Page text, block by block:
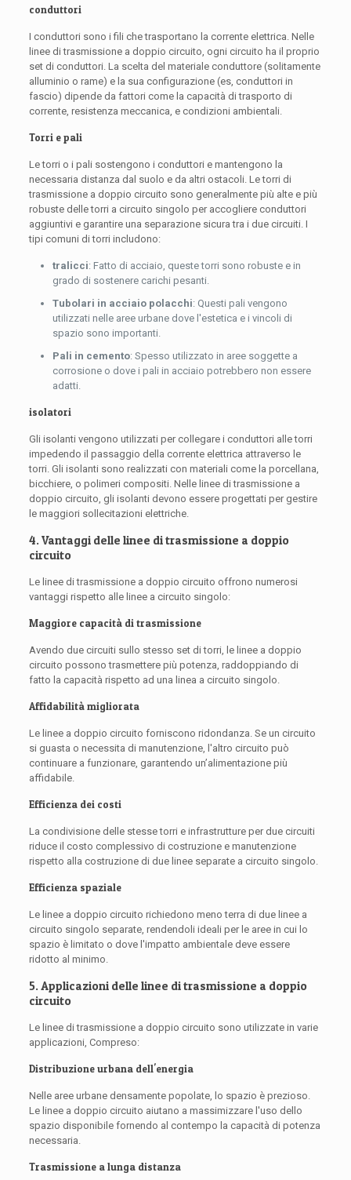
conduttori
I conduttori sono i fili che trasportano la corrente elettrica. Nelle
linee di trasmissione a doppio circuito, ogni circuito ha il proprio
set di conduttori. La scelta del materiale conduttore (solitamente
alluminio o rame) e la sua configurazione (es, conduttori in
fascio) dipende da fattori come la capacità di trasporto di
corrente, resistenza meccanica, e condizioni ambientali.
Torri e pali
Le torri o i pali sostengono i conduttori e mantengono la
necessaria distanza dal suolo e da altri ostacoli. Le torri di
trasmissione a doppio circuito sono generalmente più alte e più
robuste delle torri a circuito singolo per accogliere conduttori
aggiuntivi e garantire una separazione sicura tra i due circuiti. I
tipi comuni di torri includono:
tralicci: Fatto di acciaio, queste torri sono robuste e in
grado di sostenere carichi pesanti.
Tubolari in acciaio polacchi: Questi pali vengono
utilizzati nelle aree urbane dove l'estetica e i vincoli di
spazio sono importanti.
Pali in cemento: Spesso utilizzato in aree soggette a
corrosione o dove i pali in acciaio potrebbero non essere
adatti.
isolatori
Gli isolanti vengono utilizzati per collegare i conduttori alle torri
impedendo il passaggio della corrente elettrica attraverso le
torri. Gli isolanti sono realizzati con materiali come la porcellana,
bicchiere, o polimeri compositi. Nelle linee di trasmissione a
doppio circuito, gli isolanti devono essere progettati per gestire
le maggiori sollecitazioni elettriche.
4. Vantaggi delle linee di trasmissione a doppio
circuito
Le linee di trasmissione a doppio circuito offrono numerosi
vantaggi rispetto alle linee a circuito singolo:
Maggiore capacità di trasmissione
Avendo due circuiti sullo stesso set di torri, le linee a doppio
circuito possono trasmettere più potenza, raddoppiando di
fatto la capacità rispetto ad una linea a circuito singolo.
Affidabilità migliorata
Le linee a doppio circuito forniscono ridondanza. Se un circuito
si guasta o necessita di manutenzione, l'altro circuito può
continuare a funzionare, garantendo un’alimentazione più
affidabile.
Efficienza dei costi
La condivisione delle stesse torri e infrastrutture per due circuiti
riduce il costo complessivo di costruzione e manutenzione
rispetto alla costruzione di due linee separate a circuito singolo.
Efficienza spaziale
Le linee a doppio circuito richiedono meno terra di due linee a
circuito singolo separate, rendendoli ideali per le aree in cui lo
spazio è limitato o dove l'impatto ambientale deve essere
ridotto al minimo.
5. Applicazioni delle linee di trasmissione a doppio
circuito
Le linee di trasmissione a doppio circuito sono utilizzate in varie
applicazioni, Compreso:
Distribuzione urbana dell'energia
Nelle aree urbane densamente popolate, lo spazio è prezioso.
Le linee a doppio circuito aiutano a massimizzare l'uso dello
spazio disponibile fornendo al contempo la capacità di potenza
necessaria.
Trasmissione a lunga distanza